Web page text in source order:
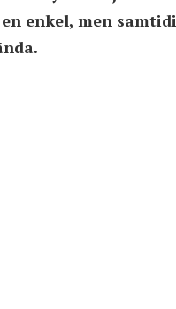
enkel, men